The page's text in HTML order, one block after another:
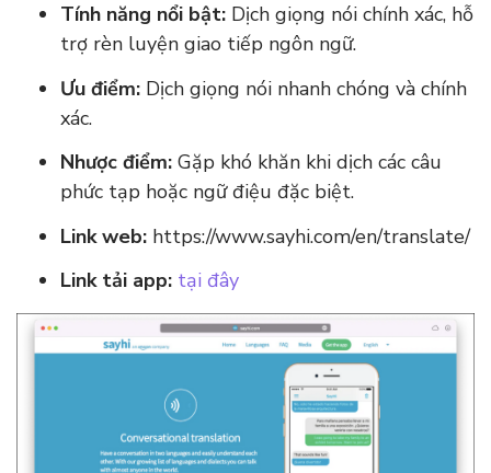
Tính năng nổi bật: Dịch giọng nói chính xác, hỗ
trợ rèn luyện giao tiếp ngôn ngữ.
Ưu điểm: Dịch giọng nói nhanh chóng và chính
xác.
Nhược điểm: Gặp khó khăn khi dịch các câu
phức tạp hoặc ngữ điệu đặc biệt.
Link web: https://www.sayhi.com/en/translate/
Link tải app: tại đây